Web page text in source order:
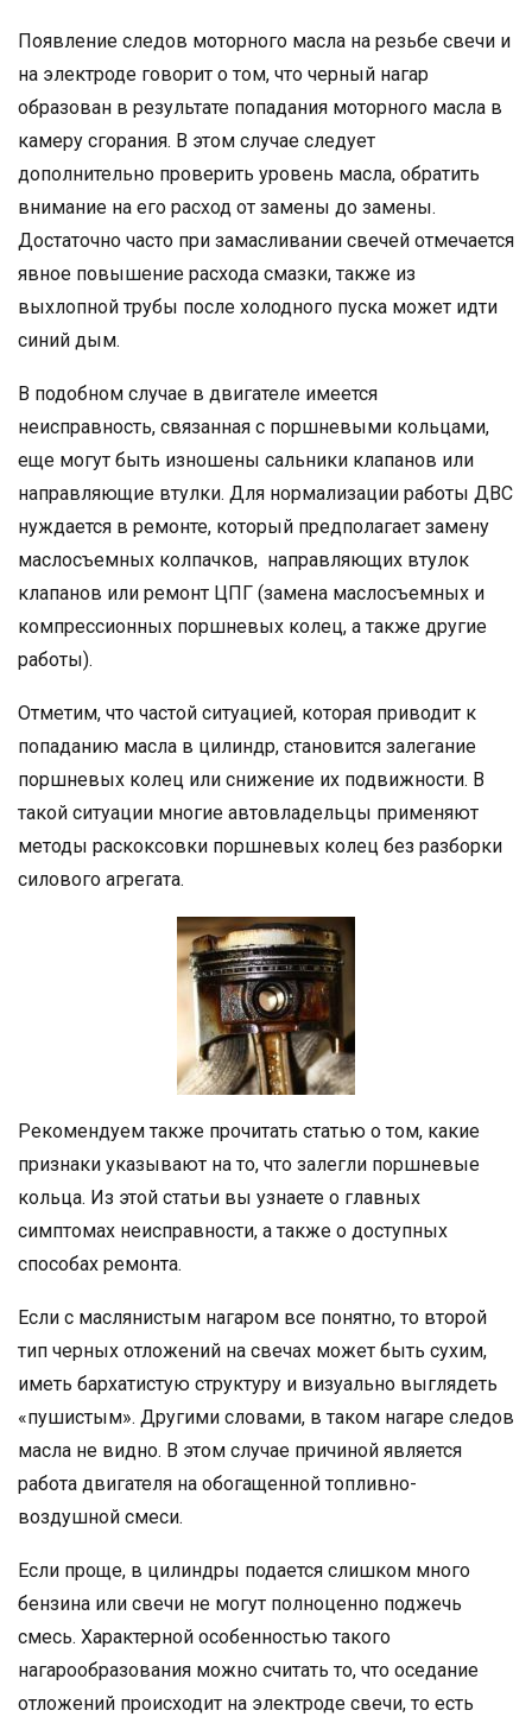
Появление следов моторного масла на резьбе свечи и
на электроде говорит о том, что черный нагар
образован в результате попадания моторного масла в
камеру сгорания. В этом случае следует
дополнительно проверить уровень масла, обратить
внимание на его расход от замены до замены.
Достаточно часто при замасливании свечей отмечается
явное повышение расхода смазки, также из
выхлопной трубы после холодного пуска может идти
синий дым.
В подобном случае в двигателе имеется
неисправность, связанная с поршневыми кольцами,
еще могут быть изношены сальники клапанов или
направляющие втулки. Для нормализации работы ДВС
нуждается в ремонте, который предполагает замену
маслосъемных колпачков, направляющих втулок
клапанов или ремонт ЦПГ (замена маслосъемных и
компрессионных поршневых колец, а также другие
работы).
Отметим, что частой ситуацией, которая приводит к
попаданию масла в цилиндр, становится залегание
поршневых колец или снижение их подвижности. В
такой ситуации многие автовладельцы применяют
методы раскоксовки поршневых колец без разборки
силового агрегата.
Рекомендуем также прочитать статью о том, какие
признаки указывают на то, что залегли поршневые
кольца. Из этой статьи вы узнаете о главных
симптомах неисправности, а также о доступных
способах ремонта.
Если с маслянистым нагаром все понятно, то второй
тип черных отложений на свечах может быть сухим,
иметь бархатистую структуру и визуально выглядеть
«пушистым». Другими словами, в таком нагаре следов
масла не видно. В этом случае причиной является
работа двигателя на обогащенной топливно-
воздушной смеси.
Если проще, в цилиндры подается слишком много
бензина или свечи не могут полноценно поджечь
смесь. Характерной особенностью такого
нагарообразования можно считать то, что оседание
отложений происходит на электроде свечи, то есть